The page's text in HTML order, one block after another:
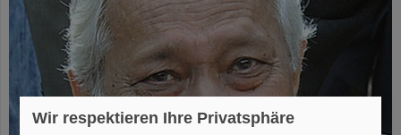
Wir respektieren Ihre Privatsphäre